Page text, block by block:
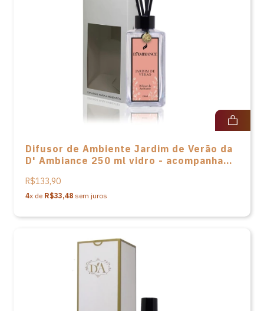
Difusor de Ambiente Jardim de Verão da
D' Ambiance 250 ml vidro - acompanha
R$133,90
4x de R$33,48 sem juros